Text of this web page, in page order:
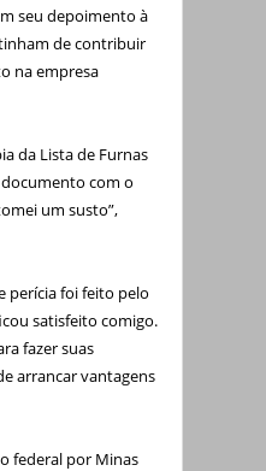
seu depoimento à
de contribuir
na empresa
da Lista de Furnas
com o
um susto”,
perícia foi feito pelo
satisfeito comigo.
fazer suas
arrancar vantagens
federal por Minas